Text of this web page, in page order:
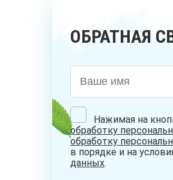
ОБРАТНАЯ
Нажимая на
обработку
обработку
в порядке и на
данных.